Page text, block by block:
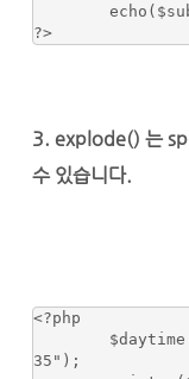
?>
3. explode() 는
수 있습니다.
<?php
35");